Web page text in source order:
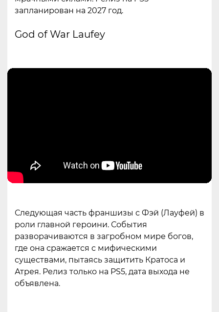
запланирован на 2027 год.
God of War Laufey
Следующая часть франшизы с Фэй (Лауфей) в
роли главной героини. События
разворачиваются в загробном мире богов,
где она сражается с мифическими
существами, пытаясь защитить Кратоса и
Атрея. Релиз только на PS5, дата выхода не
объявлена.